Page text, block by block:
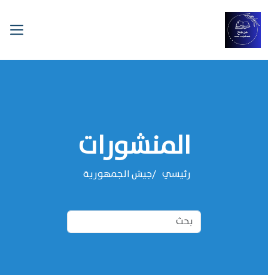
المنشورات
رئيسي جيش الجمهورية